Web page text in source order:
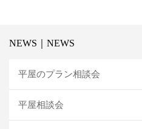
NEWS｜NEWS
平屋のプラン相談会
平屋相談会